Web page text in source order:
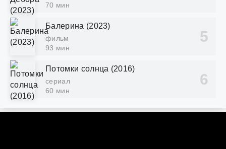
70 мин
Балерина (2023)
фильм
93 мин
Потомки солнца (2016)
сериал
60 мин